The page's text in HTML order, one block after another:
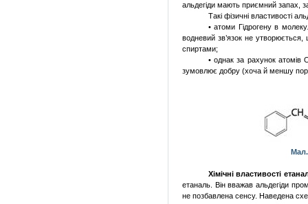
альдегіди мають приємний запах,
Такі фізичні властивості
• атоми Гідрогену в
водневий зв’язок не
спиртами;
• однак за рахунок атомів
зумовлює добру (хоча й меншу
Мал.
Хімічні властивості
етаналь. Він вважав альдегіди
не позбавлена сенсу. Наведена